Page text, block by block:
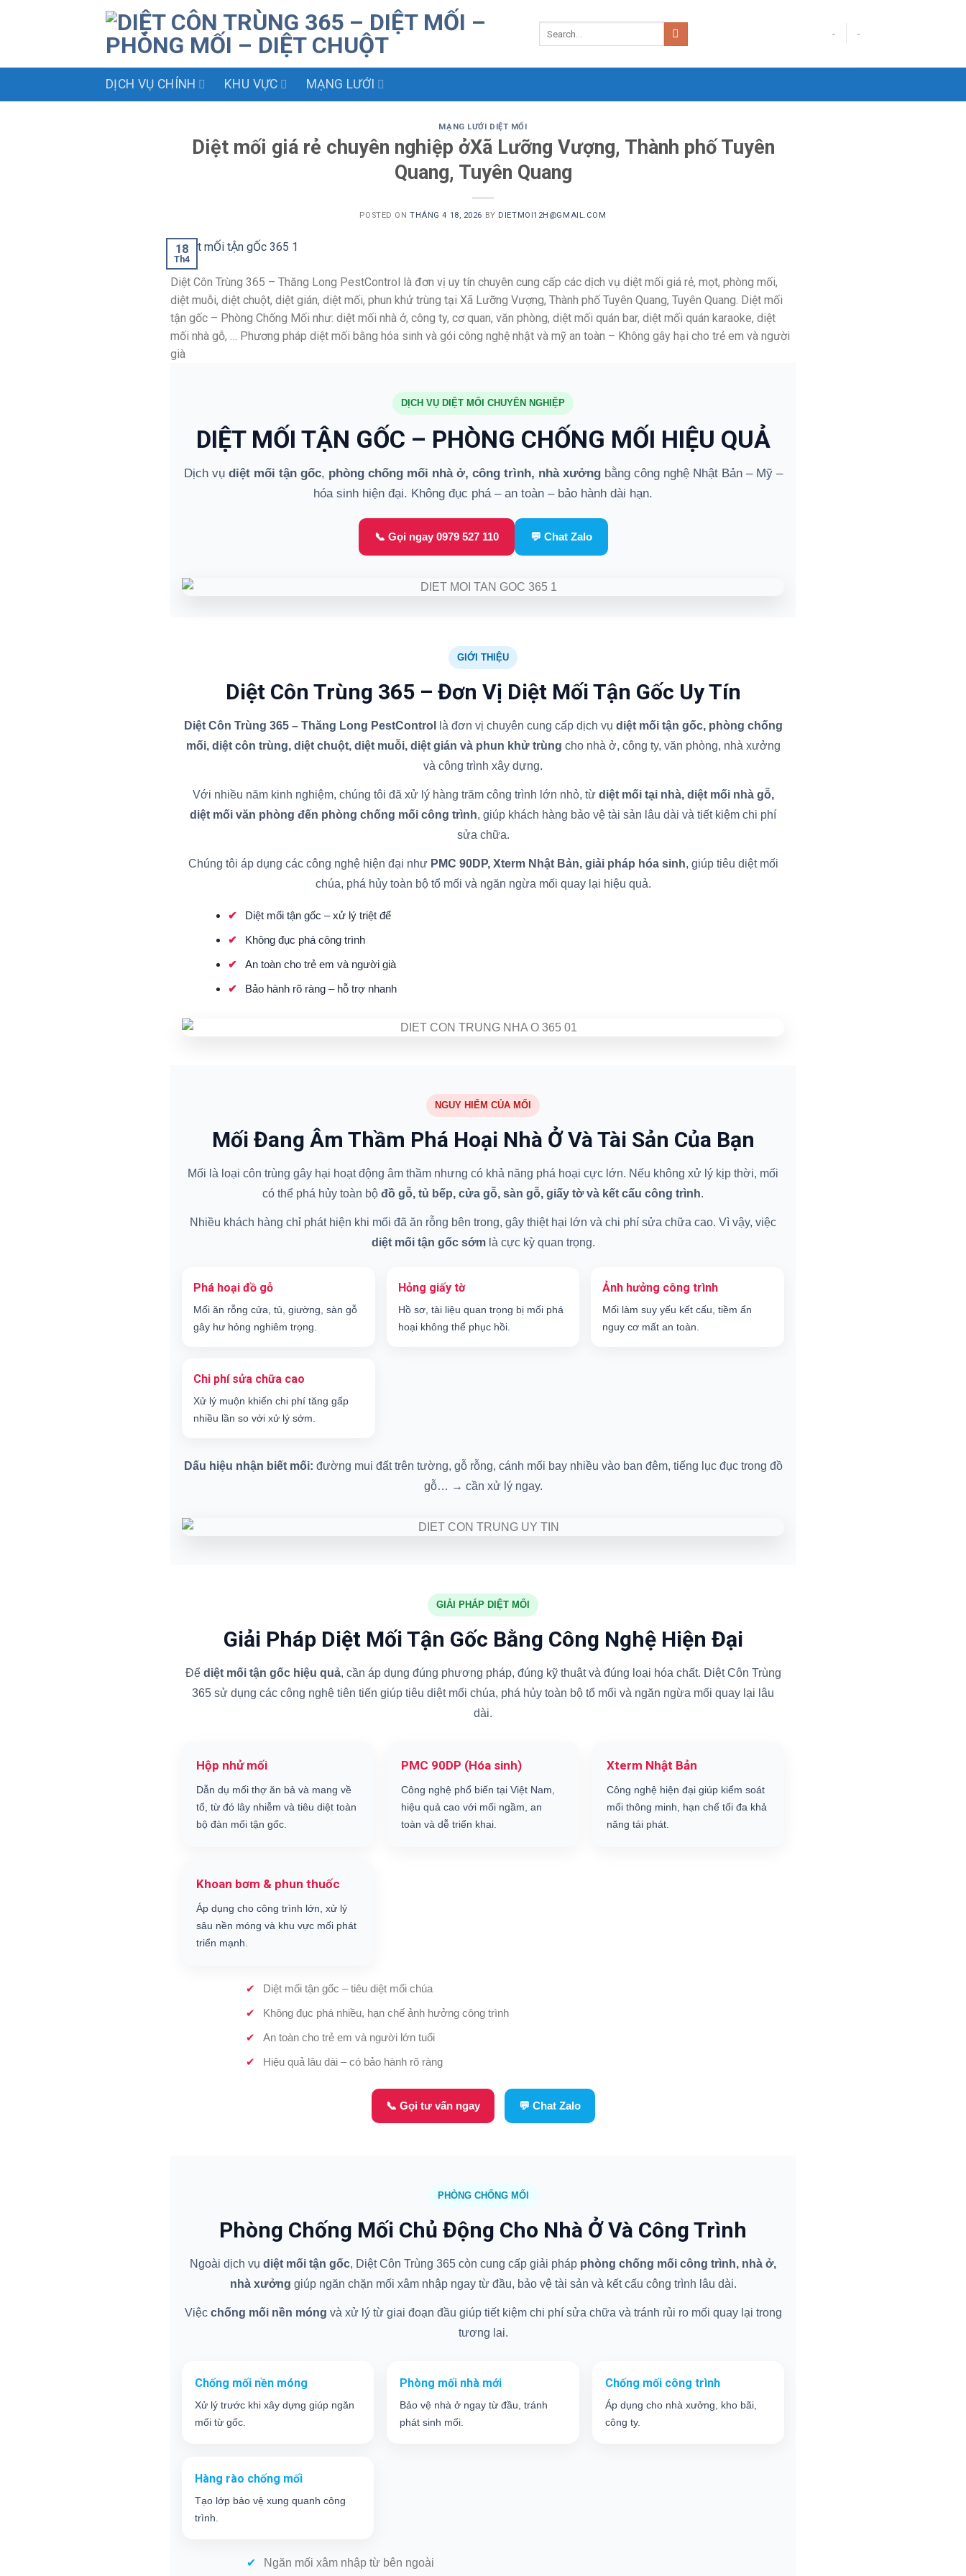
- -
DỊCH VỤ CHÍNH KHU VỰC MẠNG LƯỚI
MẠNG LƯỚI DIỆT MỐI
Diệt mối giá rẻ chuyên nghiệp ởXã Lưỡng Vượng, Thành phố Tuyên
Quang, Tuyên Quang
POSTED ONTHÁNG 4 18, 2026 BY DIETMOI12H@GMAIL.COM
18
Th4
Diệt Côn Trùng 365 – Thăng Long PestControl là đơn vị uy tín chuyên cung cấp các dịch vụ diệt mối giá rẻ, mọt, phòng mối,
diệt muỗi, diệt chuột, diệt gián, diệt mối, phun khử trùng tại Xã Lưỡng Vượng, Thành phố Tuyên Quang, Tuyên Quang. Diệt mối
tận gốc – Phòng Chống Mối như: diệt mối nhà ở, công ty, cơ quan, văn phòng, diệt mối quán bar, diệt mối quán karaoke, diệt
mối nhà gỗ, … Phương pháp diệt mối bằng hóa sinh và gói công nghệ nhật và mỹ an toàn – Không gây hại cho trẻ em và người
già
DỊCH VỤ DIỆT MỐI CHUYÊN NGHIỆP
DIỆT MỐI TẬN GỐC – PHÒNG CHỐNG MỐI HIỆU QUẢ
Dịch vụ diệt mối tận gốc, phòng chống mối nhà ở, công trình, nhà xưởngbằng công nghệ Nhật Bản – Mỹ –
hóa sinh hiện đại. Không đục phá – an toàn – bảo hành dài hạn.
📞 Gọi ngay 0979 527 110 💬 Chat Zalo
GIỚI THIỆU
Diệt Côn Trùng 365 – Đơn Vị Diệt Mối Tận Gốc Uy Tín
Diệt Côn Trùng 365 – Thăng Long PestControl là đơn vị chuyên cung cấp dịch vụ diệt mối tận gốc, phòng chống
mối, diệt côn trùng, diệt chuột, diệt muỗi, diệt gián và phun khử trùng cho nhà ở, công ty, văn phòng, nhà xưởng
và công trình xây dựng.
Với nhiều năm kinh nghiệm, chúng tôi đã xử lý hàng trăm công trình lớn nhỏ, từ diệt mối tại nhà, diệt mối nhà gỗ,
diệt mối văn phòng đến phòng chống mối công trình, giúp khách hàng bảo vệ tài sản lâu dài và tiết kiệm chi phí
sửa chữa.
Chúng tôi áp dụng các công nghệ hiện đại như PMC 90DP, Xterm Nhật Bản, giải pháp hóa sinh, giúp tiêu diệt mối
chúa, phá hủy toàn bộ tổ mối và ngăn ngừa mối quay lại hiệu quả.
Diệt mối tận gốc – xử lý triệt để
Không đục phá công trình
An toàn cho trẻ em và người già
Bảo hành rõ ràng – hỗ trợ nhanh
NGUY HIỂM CỦA MỐI
Mối Đang Âm Thầm Phá Hoại Nhà Ở Và Tài Sản Của Bạn
Mối là loại côn trùng gây hại hoạt động âm thầm nhưng có khả năng phá hoại cực lớn. Nếu không xử lý kịp thời, mối
có thể phá hủy toàn bộ đồ gỗ, tủ bếp, cửa gỗ, sàn gỗ, giấy tờ và kết cấu công trình.
Nhiều khách hàng chỉ phát hiện khi mối đã ăn rỗng bên trong, gây thiệt hại lớn và chi phí sửa chữa cao. Vì vậy, việc
diệt mối tận gốc sớmlà cực kỳ quan trọng.
Phá hoại đồ gỗ
Mối ăn rỗng cửa, tủ, giường, sàn gỗ
gây hư hỏng nghiêm trọng.
Hỏng giấy tờ
Hồ sơ, tài liệu quan trọng bị mối phá
hoại không thể phục hồi.
Ảnh hưởng công trình
Mối làm suy yếu kết cấu, tiềm ẩn
nguy cơ mất an toàn.
Chi phí sửa chữa cao
Xử lý muộn khiến chi phí tăng gấp
nhiều lần so với xử lý sớm.
Dấu hiệu nhận biết mối: đường mui đất trên tường, gỗ rỗng, cánh mối bay nhiều vào ban đêm, tiếng lục đục trong đồ
gỗ… → cần xử lý ngay.
GIẢI PHÁP DIỆT MỐI
Giải Pháp Diệt Mối Tận Gốc Bằng Công Nghệ Hiện Đại
Để diệt mối tận gốc hiệu quả, cần áp dụng đúng phương pháp, đúng kỹ thuật và đúng loại hóa chất. Diệt Côn Trùng
365 sử dụng các công nghệ tiên tiến giúp tiêu diệt mối chúa, phá hủy toàn bộ tổ mối và ngăn ngừa mối quay lại lâu
dài.
Hộp nhử mối
Dẫn dụ mối thợ ăn bả và mang về
tổ, từ đó lây nhiễm và tiêu diệt toàn
bộ đàn mối tận gốc.
PMC 90DP (Hóa sinh)
Công nghệ phổ biến tại Việt Nam,
hiệu quả cao với mối ngầm, an
toàn và dễ triển khai.
Xterm Nhật Bản
Công nghệ hiện đại giúp kiểm soát
mối thông minh, hạn chế tối đa khả
năng tái phát.
Khoan bơm & phun thuốc
Áp dụng cho công trình lớn, xử lý
sâu nền móng và khu vực mối phát
triển mạnh.
Diệt mối tận gốc – tiêu diệt mối chúa
Không đục phá nhiều, hạn chế ảnh hưởng công trình
An toàn cho trẻ em và người lớn tuổi
Hiệu quả lâu dài – có bảo hành rõ ràng
📞 Gọi tư vấn ngay 💬 Chat Zalo
PHÒNG CHỐNG MỐI
Phòng Chống Mối Chủ Động Cho Nhà Ở Và Công Trình
Ngoài dịch vụ diệt mối tận gốc, Diệt Côn Trùng 365 còn cung cấp giải pháp phòng chống mối công trình, nhà ở,
nhà xưởng giúp ngăn chặn mối xâm nhập ngay từ đầu, bảo vệ tài sản và kết cấu công trình lâu dài.
Việc chống mối nền móng và xử lý từ giai đoạn đầu giúp tiết kiệm chi phí sửa chữa và tránh rủi ro mối quay lại trong
tương lai.
Chống mối nền móng
Xử lý trước khi xây dựng giúp ngăn
mối từ gốc.
Phòng mối nhà mới
Bảo vệ nhà ở ngay từ đầu, tránh
phát sinh mối.
Chống mối công trình
Áp dụng cho nhà xưởng, kho bãi,
công ty.
Hàng rào chống mối
Tạo lớp bảo vệ xung quanh công
trình.
Ngăn mối xâm nhập từ bên ngoài